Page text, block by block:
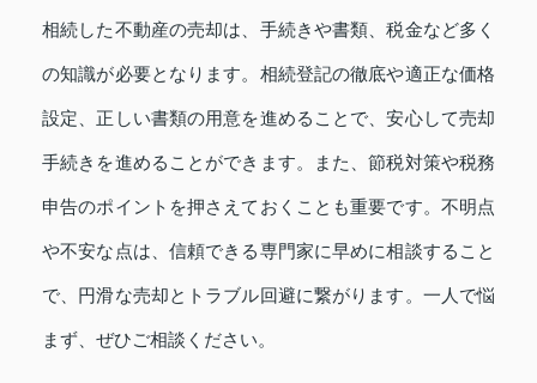
相続した不動産の売却は、手続きや書類、税金など多く
の知識が必要となります。相続登記の徹底や適正な価格
設定、正しい書類の用意を進めることで、安心して売却
手続きを進めることができます。また、節税対策や税務
申告のポイントを押さえておくことも重要です。不明点
や不安な点は、信頼できる専門家に早めに相談すること
で、円滑な売却とトラブル回避に繋がります。一人で悩
まず、ぜひご相談ください。